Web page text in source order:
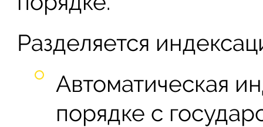
Разделяется
Автоматическая
порядке с